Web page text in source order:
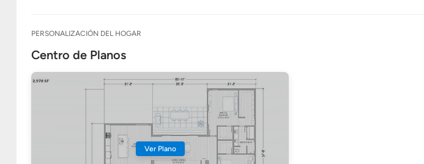
PERSONALIZACIÓN DEL HOGAR
Centro de Planos
Ver Plano